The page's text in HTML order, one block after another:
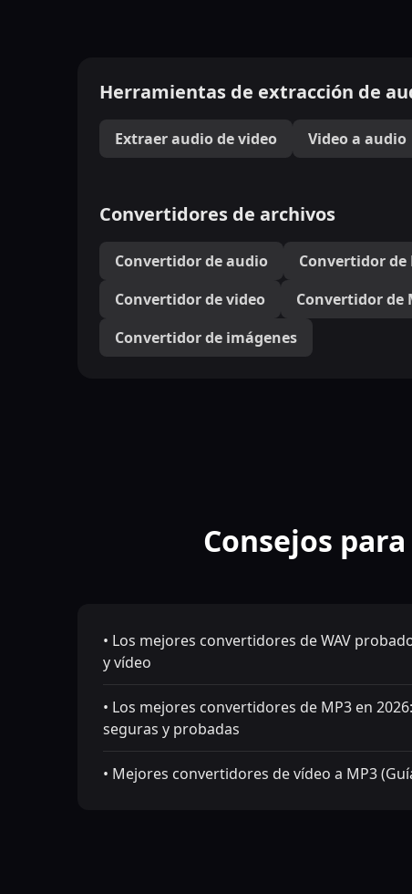
Herramientas de extracción de
Extraer audio de video Video a audio
Convertidores de archivos
Convertidor de audio Convertidor de
Convertidor de video
Convertidor de
Convertidor de imágenes
Consejos
• Los mejores convertidores de WAV
y vídeo
• Los mejores convertidores de MP3 en
seguras y probadas
• Mejores convertidores de vídeo a MP3